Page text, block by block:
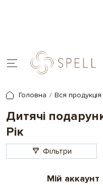
Головна Вся продукція
Дитячі
Рік
Фільтри
Мій аккаунт